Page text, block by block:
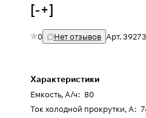
[-+]
0 Нет отзывов Арт.
Характеристики
Емкость, А/ч: 80
Ток холодной прокрутки, А: